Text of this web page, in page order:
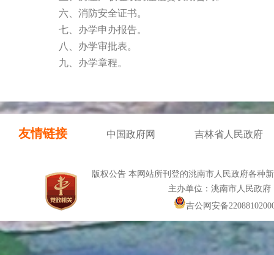
六、消防安全证书。
七、办学申办报告。
八、办学审批表。
九、办学章程。
友情链接 中国政府网 吉林省人民政府
版权公告 本网站所刊登的洮南市人民政府各种
主办单位：洮南市人民政
吉公网安备